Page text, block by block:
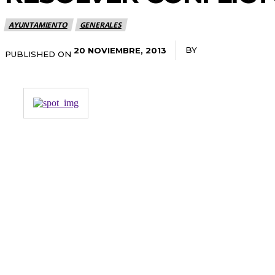
AYUNTAMIENTO GENERALES
PUBLISHED ON 20 NOVIEMBRE, 2013 BY